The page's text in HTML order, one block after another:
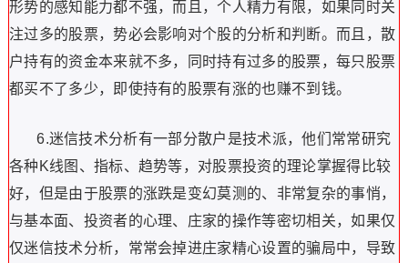
形势的感知能力都不强，而且，个人精力有限，如果同时关
注过多的股票，势必会影响对个股的分析和判断。而且，散
户持有的资金本来就不多，同时持有过多的股票，每只股票
都买不了多少，即使持有的股票有涨的也赚不到钱。
6.迷信技术分析有一部分散户是技术派，他们常常研究
各种K线图、指标、趋势等，对股票投资的理论掌握得比较
好，但是由于股票的涨跌是变幻莫测的、非常复杂的事悄，
与基本面、投资者的心理、庄家的操作等密切相关，如果仅
仅迷信技术分析，常常会掉进庄家精心设置的骗局中，导致